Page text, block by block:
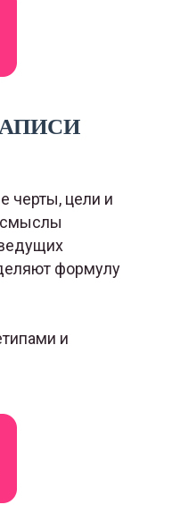
черты, цели и
смыслы
формулу
и